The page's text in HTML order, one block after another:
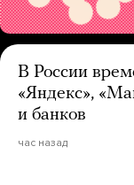
В России
«Яндекс»,
и банков
час назад